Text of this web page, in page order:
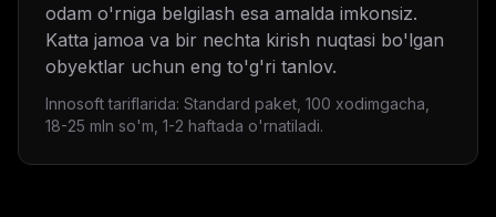
odam o'rniga belgilash esa amalda imkonsiz.
Katta jamoa va bir nechta kirish nuqtasi bo'lgan
obyektlar uchun eng to'g'ri tanlov.
Innosoft tariflarida: Standard paket, 100 xodimgacha,
18-25 mln so'm, 1-2 haftada o'rnatiladi.